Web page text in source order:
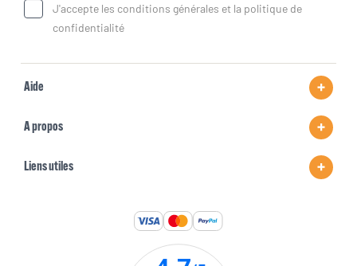
J'accepte les conditions générales et la politique de
confidentialité
Aide
A propos
Liens utiles